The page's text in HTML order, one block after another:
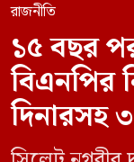
রাজনীতি
১৫ বছর
বিএনপির
দিনারসহ